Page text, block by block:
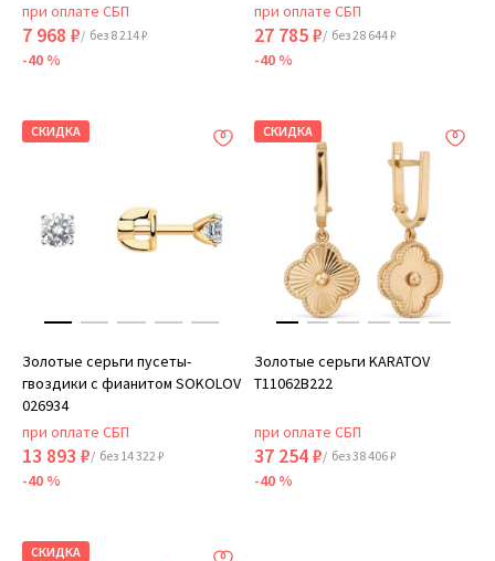
при оплате СБП
7 968 ₽/ без 8 214 ₽
-40 %
при оплате СБП
27 785 ₽/ без 28 644 ₽
-40 %
СКИДКА
Золотые серьги пусеты-
гвоздики с фианитом SOKOLOV
026934
при оплате СБП
13 893 ₽/ без 14 322 ₽
-40 %
СКИДКА
Золотые серьги KARATOV
Т11062В222
при оплате СБП
37 254 ₽/ без 38 406 ₽
-40 %
СКИДКА